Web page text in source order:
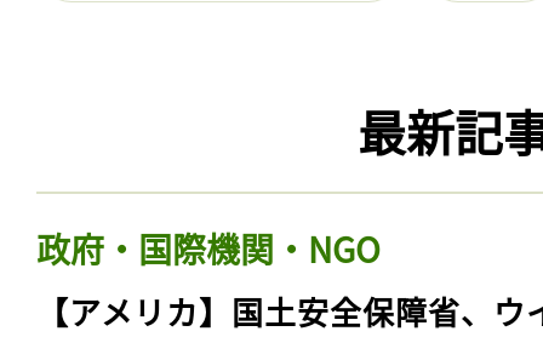
最新記
政府・国際機関・NGO
【アメリカ】国土安全保障省、ウ